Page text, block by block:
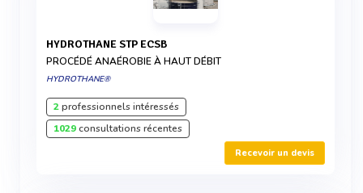
HYDROTHANE STP ECSB
PROCÉDÉ ANAÉROBIE À HAUT DÉBIT
HYDROTHANE®
2professionnels intéressés
1029consultations récentes
Recevoir un devis